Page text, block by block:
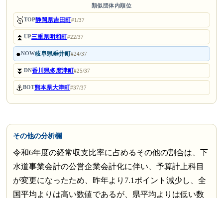
類似団体内順位
🥇TOP静岡県吉田町#1/37
⏫UP三重県明和町#22/37
●NOW岐阜県垂井町#24/37
⏬DN香川県多度津町#25/37
⚓BOT熊本県大津町#37/37
その他の分析欄
令和6年度の経常収支比率に占めるその他の割合は、下
水道事業会計の公営企業会計化に伴い、予算計上科目
が変更になったため、昨年より7.1ポイント減少し、全
国平均よりは高い数値であるが、県平均よりは低い数